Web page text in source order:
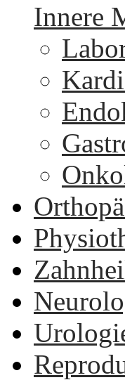
Innere